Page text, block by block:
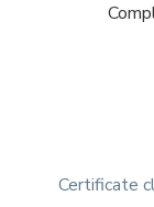
Certificate